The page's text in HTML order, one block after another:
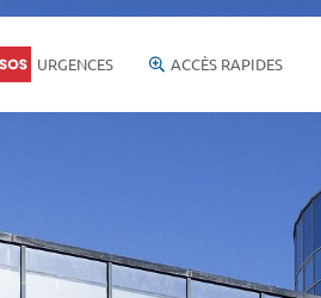
URGENCES ACCÈS RAPIDES